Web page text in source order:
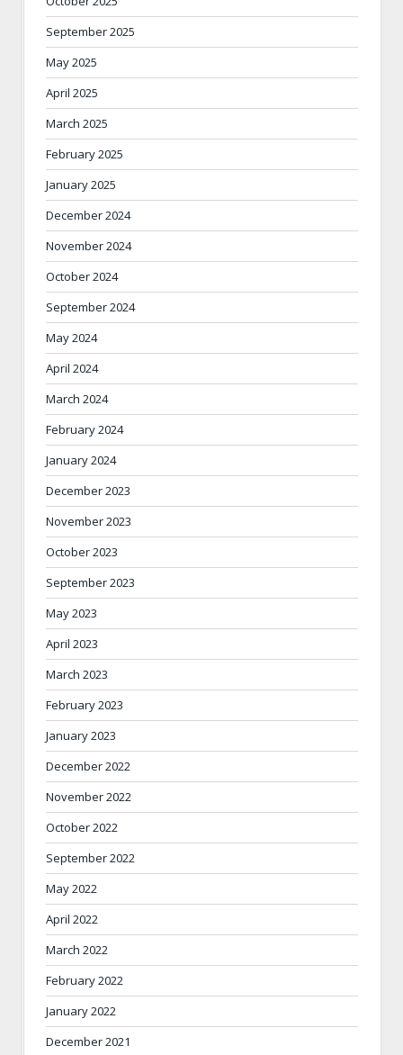
September 2025
May 2025
April 2025
March 2025
February 2025
January 2025
December 2024
November 2024
October 2024
September 2024
May 2024
April 2024
March 2024
February 2024
January 2024
December 2023
November 2023
October 2023
September 2023
May 2023
April 2023
March 2023
February 2023
January 2023
December 2022
November 2022
October 2022
September 2022
May 2022
April 2022
March 2022
February 2022
January 2022
December 2021